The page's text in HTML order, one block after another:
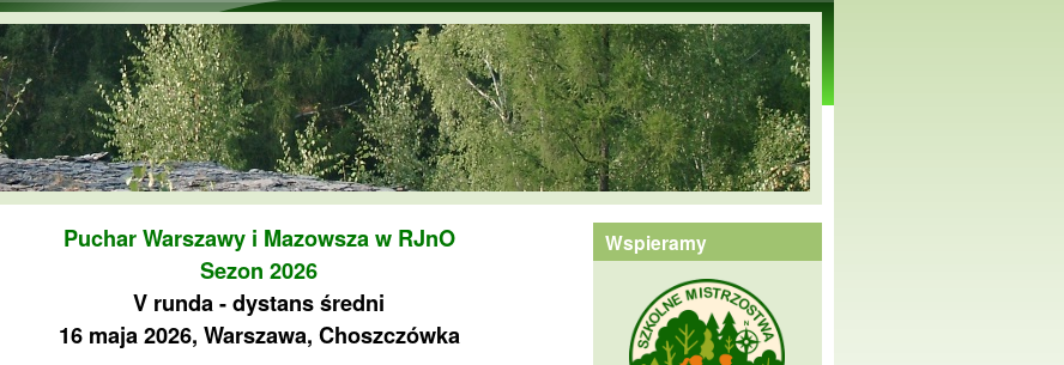
Przejdź do treści
Puchar Warszawy i Mazowsza w RJnO
Sezon 2026
V runda - dystans średni
16 maja 2026, Warszawa, Choszczówka
Wspieramy